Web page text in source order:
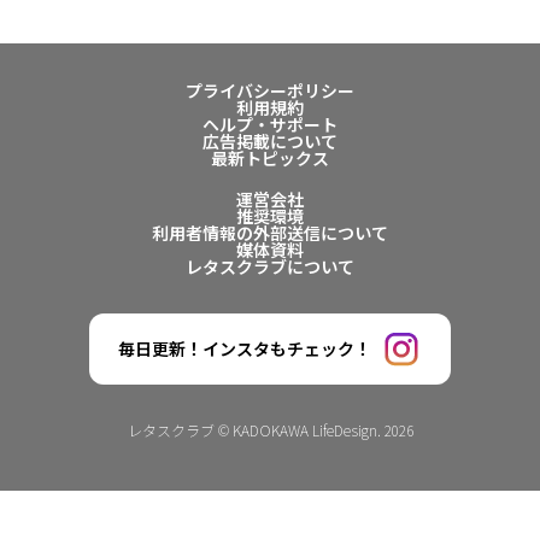
プライバシーポリシー
利用規約
ヘルプ・サポート
広告掲載について
最新トピックス
運営会社
推奨環境
利用者情報の外部送信について
媒体資料
レタスクラブについて
毎日更新！インスタもチェック！
レタスクラブ © KADOKAWA LifeDesign. 2026